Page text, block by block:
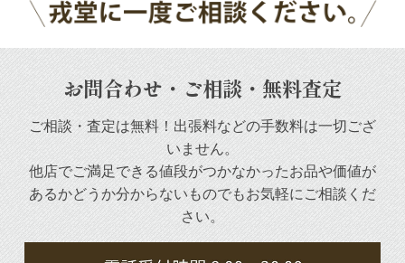
お問合わせ・ご相談・無料査定
ご相談・査定は無料！出張料などの手数料は一切ござ
いません。
他店でご満足できる値段がつかなかったお品や価値が
あるかどうか分からないものでもお気軽にご相談くだ
さい。